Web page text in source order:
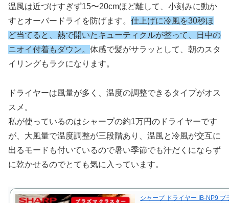
温風は近づけすぎず15〜20cmほど離して、小刻みに動か
すとオーバードライを防げます。 仕上げに冷風を30秒ほ
ど当てると、熱で開いたキューティクルが整って、日中の
ニオイ付着もダウン。 体感で髪がサラッとして、朝のスタ
イリングもラクになります。
ドライヤーは風量が多く、温度の調整できるタイプがオス
スメ。
私が使っているのはシャープの約1万円のドライヤーです
が、大風量で温度調整が三段階あり、温風と冷風が交互に
出るモードも付いているので暑い季節でも汗だくにならず
に乾かせるのでとても気に入っています。
シャープ ドライヤー IB-NP9 プ